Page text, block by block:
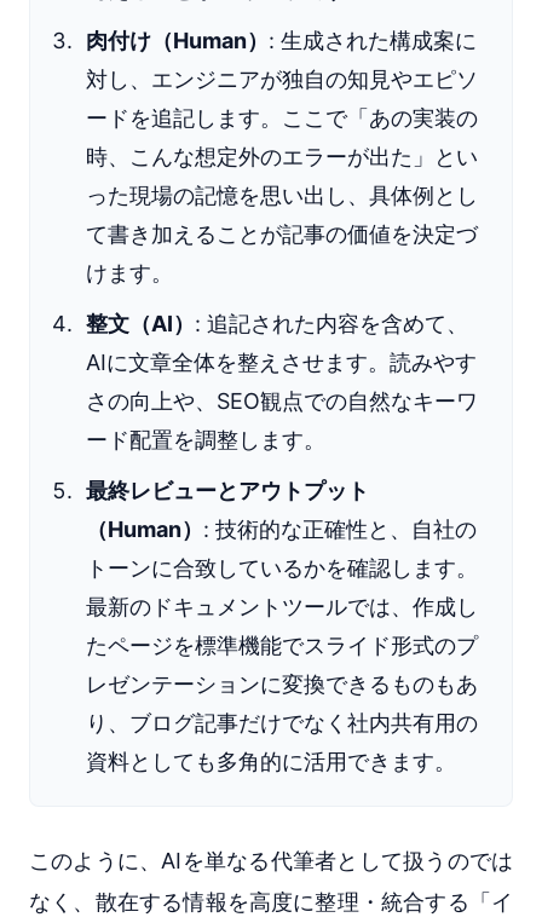
肉付け（Human） : 生成された構成案に
対し、エンジニアが独自の知見やエピソ
ードを追記します。ここで「あの実装の
時、こんな想定外のエラーが出た」とい
った現場の記憶を思い出し、具体例とし
て書き加えることが記事の価値を決定づ
けます。
整文（AI） : 追記された内容を含めて、
AIに文章全体を整えさせます。読みやす
さの向上や、SEO観点での自然なキーワ
ード配置を調整します。
最終レビューとアウトプット
（Human） : 技術的な正確性と、自社の
トーンに合致しているかを確認します。
最新のドキュメントツールでは、作成し
たページを標準機能でスライド形式のプ
レゼンテーションに変換できるものもあ
り、ブログ記事だけでなく社内共有用の
資料としても多角的に活用できます。
このように、AIを単なる代筆者として扱うのでは
なく、散在する情報を高度に整理・統合する「イ